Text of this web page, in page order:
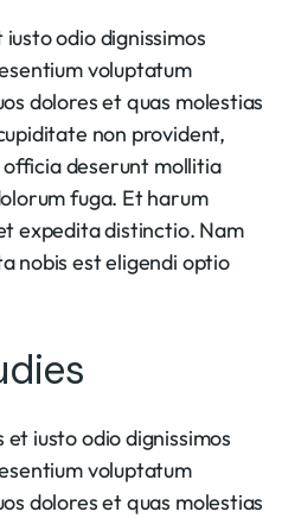
odio dignissimos
voluptatum
dolores et quas molestias
non provident,
officia deserunt mollitia
fuga. Et harum
expedita distinctio. Nam
nobis est eligendi optio
iusto odio dignissimos
voluptatum
dolores et quas molestias